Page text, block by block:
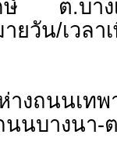
ษ์ ต.บาง
วัน/เวลา
งถนนเท
นบางนา-